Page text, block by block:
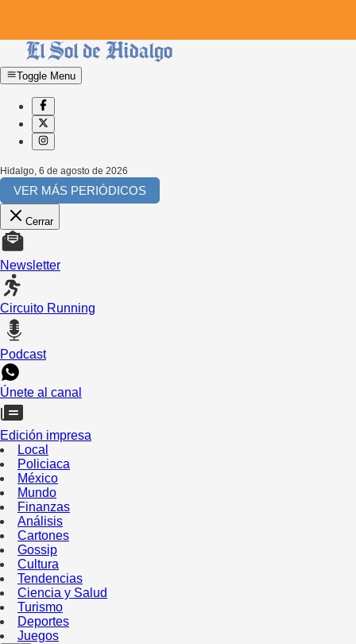
Toggle Menu
Hidalgo, 6 de agosto de 2026
VER MÁS PERIÓDICOS
Cerrar
Newsletter
Circuito Running
Podcast
Únete al canal
Edición impresa
Local
Policiaca
México
Mundo
Finanzas
Análisis
Cartones
Gossip
Cultura
Tendencias
Ciencia y Salud
Turismo
Deportes
Juegos